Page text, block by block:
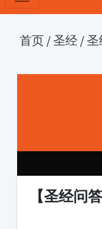
首页 /圣经 /圣
【圣经问